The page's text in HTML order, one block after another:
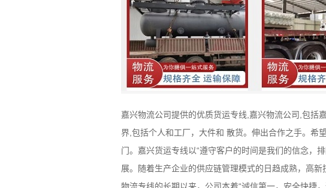
嘉兴物流公司提供的优质货运专线,嘉兴物流公司,包括
界,包括个人和工厂，大件和 散货。伸出合作之手。希
门。嘉兴货运专线以“遵守客户的时间是我们的信念，
展。随着生产企业的供应链管理模式的日趋成熟，高